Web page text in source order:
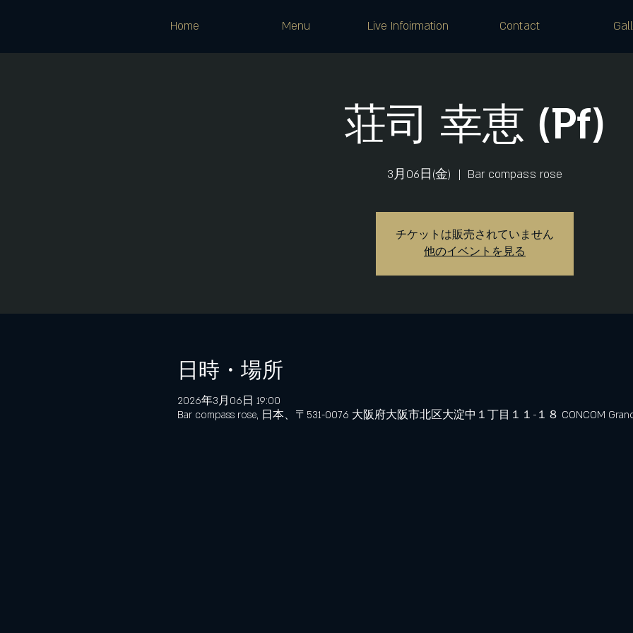
Home Menu Live Infoirmation Contact
荘司 幸恵 (Pf)
3月06日(金)
  |
Bar compass rose
チケットは販売されていません
他のイベントを見る
日時・場所
2026年3月06日 19:00
Bar compass rose, 日本、〒531-0076 大阪府大阪市北区大淀中１丁目１１−１８ CONCOM